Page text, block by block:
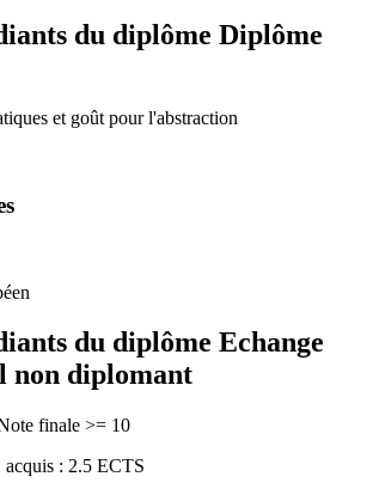
du diplôme Diplôme
et goût pour l'abstraction
du diplôme Echange
non diplomant
finale >= 10
: 2.5 ECTS